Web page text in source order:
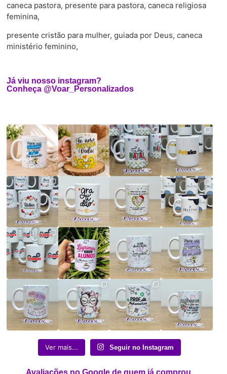
caneca pastora, presente para pastora, caneca religiosa
feminina,
presente cristão para mulher, guiada por Deus, caneca
ministério feminino,
Já viu nosso instagram?
Conheça @Voar_Personalizados
Ver mais... Seguir no Instagram
Avaliações no Google de quem já comprou.